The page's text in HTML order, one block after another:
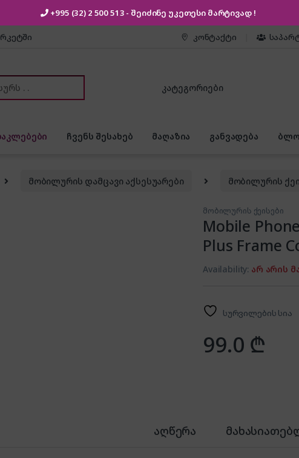
+995 (32) 2 500 513 - შეიძინე უკეთესი მარტივად !
კონტაქტი
for:
ჩვენს შესახებ მაღაზია განვადება
მობილურის დამცავი აქსესუარები მობილურის
მობილურის ქეისები
Mobile
Plus Frame
Availability: არ არის
სურვილების სია
99.0 ₾
აღწერა